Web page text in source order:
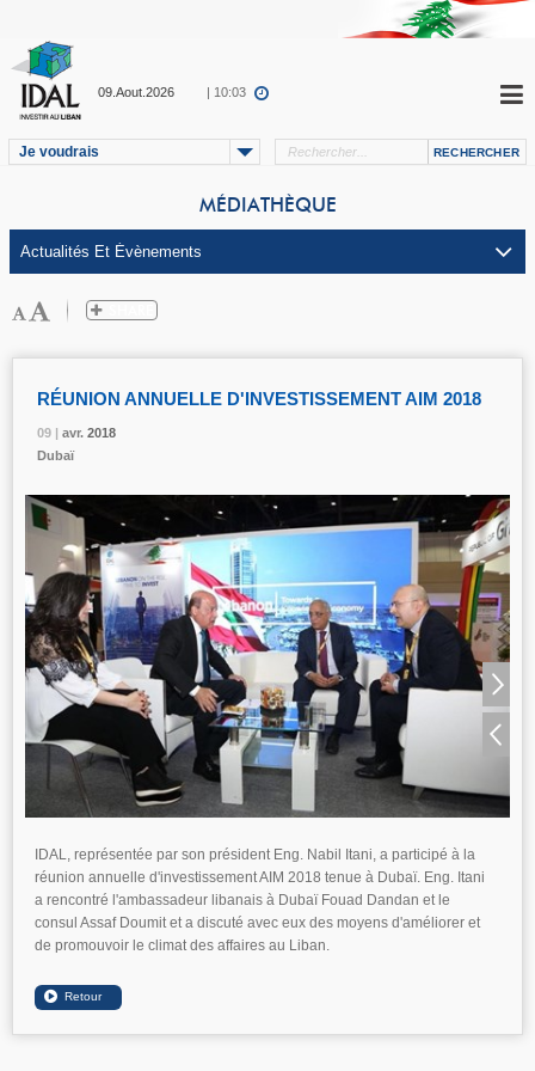
09.Aout.2026 | 10:03
Je voudrais
MÉDIATHÈQUE
09 | avr. 2018
RÉUNION ANNUELLE D'INVESTISSEMENT AIM 2018
09 | avr. 2018
Dubaï
09 | avr. 2018
09 | avr. 2018
09 | avr. 2018
IDAL, représentée par son président Eng. Nabil Itani, a participé à la
réunion annuelle d'investissement AIM 2018 tenue à Dubaï. Eng. Itani
a rencontré l'ambassadeur libanais à Dubaï Fouad Dandan et le
consul Assaf Doumit et a discuté avec eux des moyens d'améliorer et
de promouvoir le climat des affaires au Liban.